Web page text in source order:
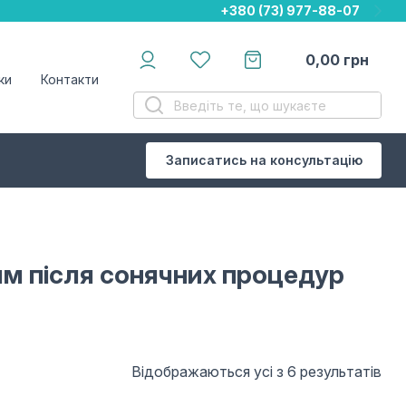
+380 (73) 977-88-07
+380 (73) 977-88-07
+380 (73) 977-88-07
Контакти
0,00 грн
Записатись на консультацію
після сонячних процедур
Відображаються усі з 6 результатів